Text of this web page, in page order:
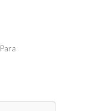
Para